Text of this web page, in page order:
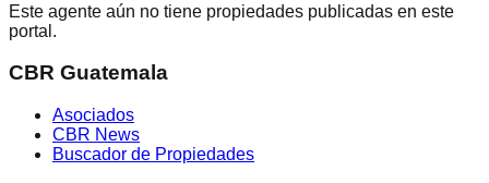
Este agente aún no tiene propiedades publicadas en este
portal.
CBR Guatemala
Asociados
CBR News
Buscador de Propiedades